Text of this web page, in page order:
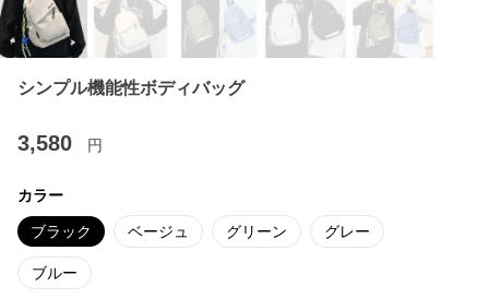
シンプル機能性ボディバッグ
3,580 円
カラー
ブラック ベージュ グリーン グレー
ブルー